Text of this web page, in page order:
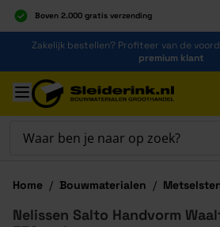
Boven 2.000 gratis verzending
Al 40 jaar dé specialist
Alles onder één dak
Ga naar de inhoud
Zakelijk bestellen? Profiteer van de
premium klant
Ga naar hoofdinhoud
Home / Bouwmaterialen /
Nelissen Salto Handvorm